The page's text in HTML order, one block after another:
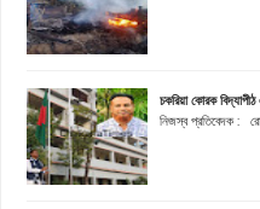
চকরিয়া কোরক
নিজস্ব প্রতিবেদক :